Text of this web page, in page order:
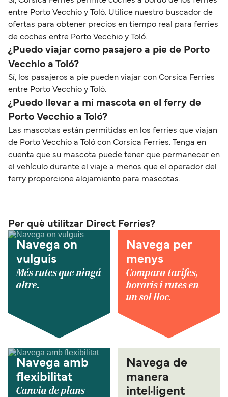
entre Porto Vecchio y Toló. Utilice nuestro buscador de
ofertas para obtener precios en tiempo real para ferries
de coches entre Porto Vecchio y Toló.
¿Puedo viajar como pasajero a pie de Porto
Vecchio a Toló?
Sí, los pasajeros a pie pueden viajar con Corsica Ferries
entre Porto Vecchio y Toló.
¿Puedo llevar a mi mascota en el ferry de
Porto Vecchio a Toló?
Las mascotas están permitidas en los ferries que viajan
de Porto Vecchio a Toló con Corsica Ferries. Tenga en
cuenta que su mascota puede tener que permanecer en
el vehículo durante el viaje a menos que el operador del
ferry proporcione alojamiento para mascotas.
Per què utilitzar Direct Ferries?
Navega on
vulguis
Més rutes que ningú
altre.
Navega per
menys
Compara tarifes,
horaris i rutes en
un sol lloc.
Navega amb
flexibilitat
Canvia de plans
Navega de
manera
intel·ligent